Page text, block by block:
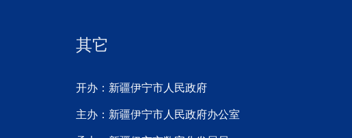
其它
开办：新疆伊宁市人民政府
主办：新疆伊宁市人民政府办公室